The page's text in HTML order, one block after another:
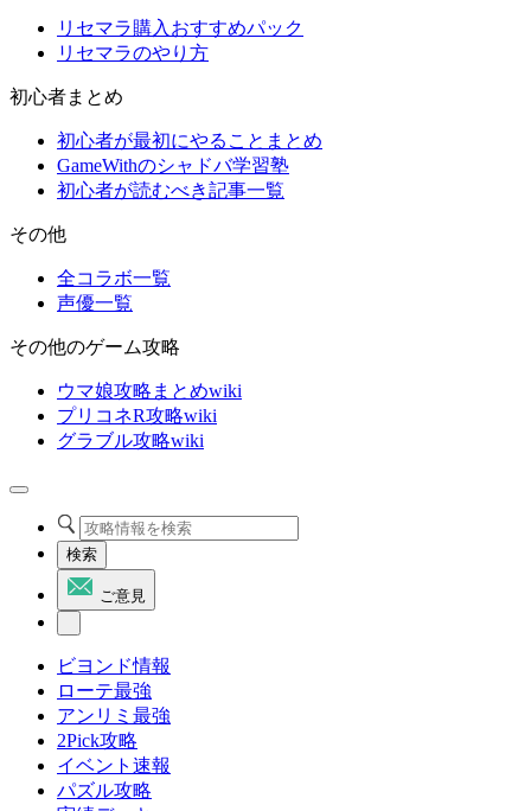
リセマラ購入おすすめパック
リセマラのやり方
初心者まとめ
初心者が最初にやることまとめ
GameWithのシャドバ学習塾
初心者が読むべき記事一覧
その他
全コラボ一覧
声優一覧
その他のゲーム攻略
ウマ娘攻略まとめwiki
プリコネR攻略wiki
グラブル攻略wiki
検索
ご意見
ビヨンド情報
ローテ最強
アンリミ最強
2Pick攻略
イベント速報
パズル攻略